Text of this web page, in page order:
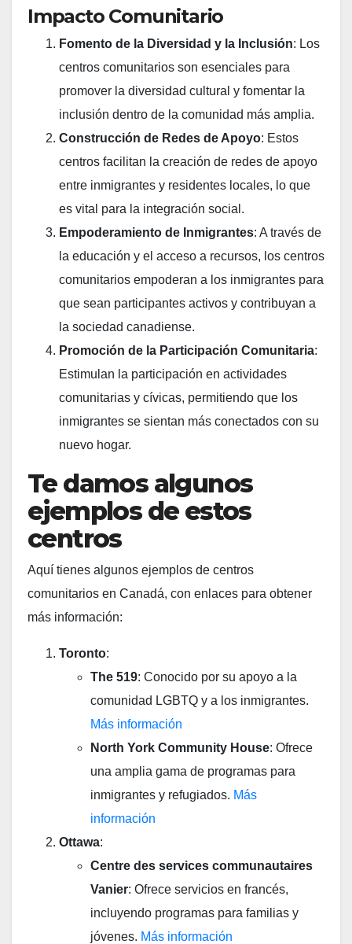
Impacto Comunitario
Fomento de la Diversidad y la Inclusión: Los
centros comunitarios son esenciales para
promover la diversidad cultural y fomentar la
inclusión dentro de la comunidad más amplia.
Construcción de Redes de Apoyo: Estos
centros facilitan la creación de redes de apoyo
entre inmigrantes y residentes locales, lo que
es vital para la integración social.
Empoderamiento de Inmigrantes: A través de
la educación y el acceso a recursos, los centros
comunitarios empoderan a los inmigrantes para
que sean participantes activos y contribuyan a
la sociedad canadiense.
Promoción de la Participación Comunitaria:
Estimulan la participación en actividades
comunitarias y cívicas, permitiendo que los
inmigrantes se sientan más conectados con su
nuevo hogar.
Te damos algunos
ejemplos de estos
centros
Aquí tienes algunos ejemplos de centros
comunitarios en Canadá, con enlaces para obtener
más información:
Toronto:
The 519: Conocido por su apoyo a la
comunidad LGBTQ y a los inmigrantes.
Más información
North York Community House: Ofrece
una amplia gama de programas para
inmigrantes y refugiados. Más
información
Ottawa:
Centre des services communautaires
Vanier: Ofrece servicios en francés,
incluyendo programas para familias y
jóvenes. Más información